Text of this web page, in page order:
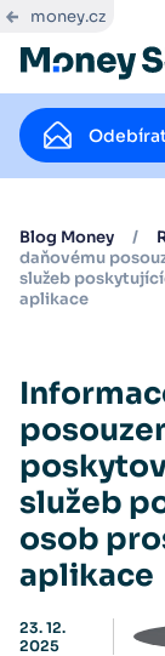
money.cz
Blog Money /
daňovému
služeb
aplikace
služeb
osob
aplikace
23. 12.
2025